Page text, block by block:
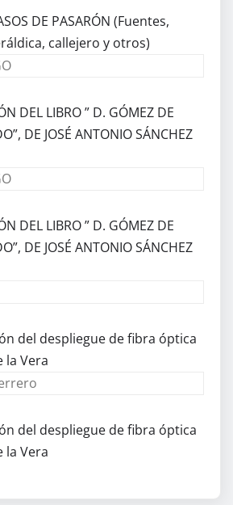
DE PASARÓN (Fuentes,
callejero y otros)
DEL LIBRO ” D. GÓMEZ DE
DE JOSÉ ANTONIO SÁNCHEZ
DEL LIBRO ” D. GÓMEZ DE
DE JOSÉ ANTONIO SÁNCHEZ
del despliegue de fibra óptica
la Vera
del despliegue de fibra óptica
la Vera